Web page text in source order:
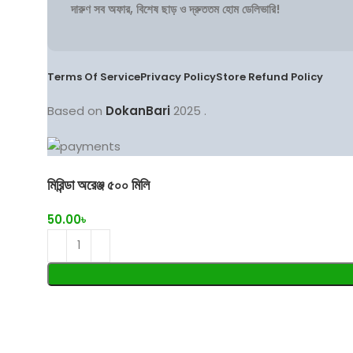
দারুণ সব অফার, বিশেষ ছাড় ও দ্রুততম হোম ডেলিভারি!
Terms Of ServicePrivacy PolicyStore Refund Policy
Based on DokanBari2025 .
মিরিন্ডা অরেঞ্জ ৫০০ মিলি
50.00৳